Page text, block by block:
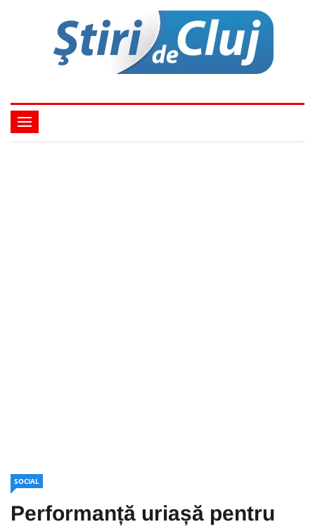
SOCIAL
Performanță uriașă pentru